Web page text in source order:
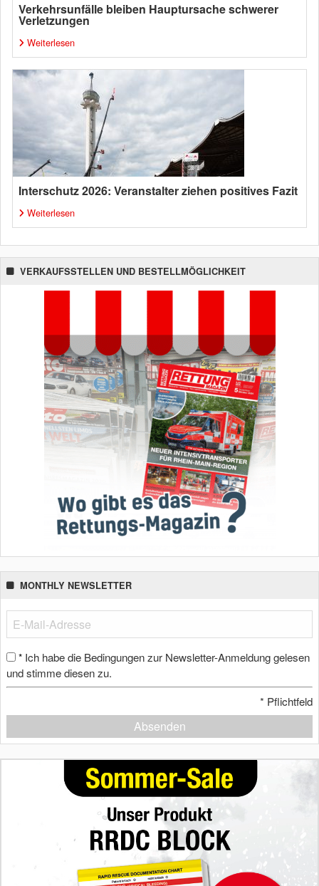
Verkehrsunfälle bleiben Hauptursache schwerer
Verletzungen
Weiterlesen
Interschutz 2026: Veranstalter ziehen positives Fazit
Weiterlesen
VERKAUFSSTELLEN UND BESTELLMÖGLICHKEIT
MONTHLY NEWSLETTER
* Ich habe die Bedingungen zur Newsletter-Anmeldung gelesen
und stimme diesen zu.
* Pflichtfeld
Absenden